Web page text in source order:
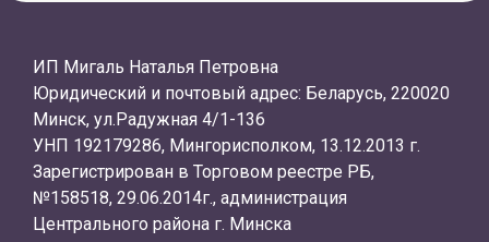
ИП Мигаль Наталья Петровна
Юридический и почтовый адрес: Беларусь, 220020
Минск, ул.Радужная 4/1-136
УНП 192179286, Мингорисполком, 13.12.2013 г.
Зарегистрирован в Торговом реестре РБ,
№158518, 29.06.2014г., администрация
Центрального района г. Минска